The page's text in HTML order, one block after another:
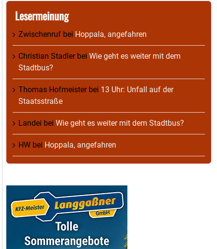
Lesermeinung
Zwischenruf bei Hoppala, angefahren
Christian Stadlerbei Wie geht es weiter mit dem
Stadtbus?
Thomas Hofmeisterbei 13 Uhr: Unfall auf der
Staatsstraße
Landei bei Wie geht es weiter mit dem Stadtbus?
HW bei Hoppala, angefahren